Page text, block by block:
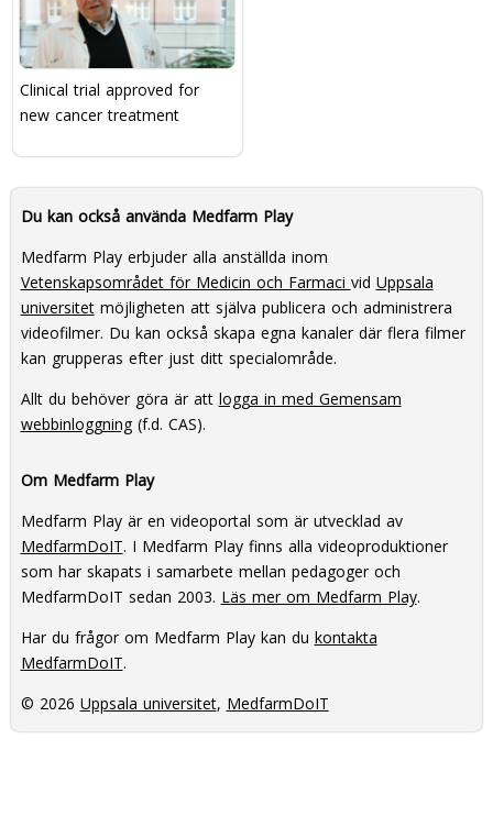
Clinical trial approved for
new cancer treatment
Du kan också använda Medfarm Play
Medfarm Play erbjuder alla anställda inom
Vetenskapsområdet för Medicin och Farmaci vid Uppsala
universitetmöjligheten att själva publicera och administrera
videofilmer. Du kan också skapa egna kanaler där flera filmer
kan grupperas efter just ditt specialområde.
Allt du behöver göra är att logga in med Gemensam
webbinloggning(f.d. CAS).
Om Medfarm Play
Medfarm Play är en videoportal som är utvecklad av
MedfarmDoIT. I Medfarm Play finns alla videoproduktioner
som har skapats i samarbete mellan pedagoger och
MedfarmDoIT sedan 2003. Läs mer om Medfarm Play.
Har du frågor om Medfarm Play kan du kontakta
MedfarmDoIT.
© 2026 Uppsala universitet, MedfarmDoIT